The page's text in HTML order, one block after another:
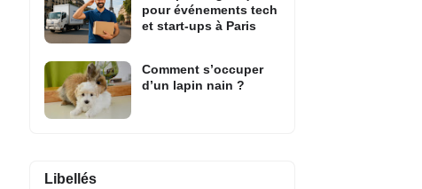
pour événements tech
et start-ups à Paris
Comment s’occuper
d’un lapin nain ?
Libellés